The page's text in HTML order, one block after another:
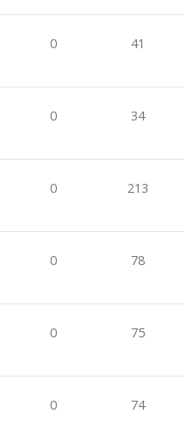
0 41
0 34
0 213
0 78
0 75
0 74